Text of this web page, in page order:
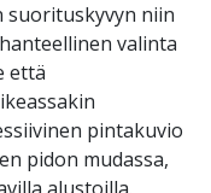
suorituskyvyn niin
valinta
että
pintakuvio
pidon mudassa,